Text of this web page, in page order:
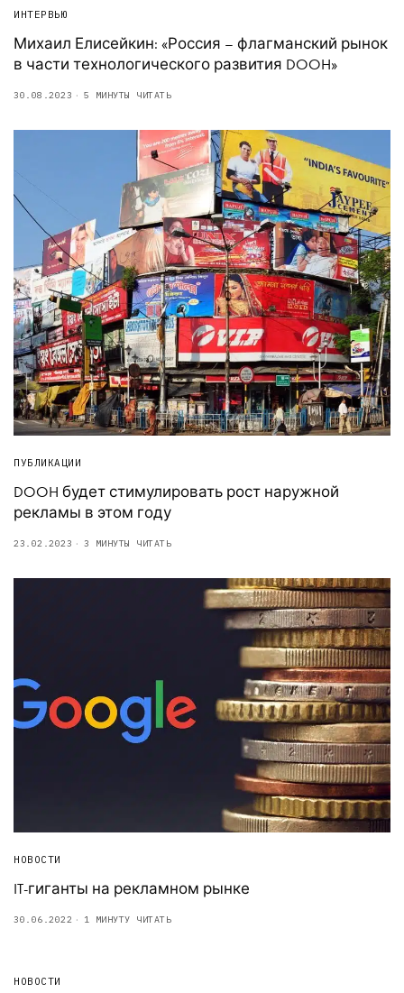
ИНТЕРВЬЮ
Михаил Елисейкин: «Россия – флагманский рынок
в части технологического развития DOOH»
30.08.2023 5 МИНУТЫ ЧИТАТЬ
ПУБЛИКАЦИИ
DOOH будет стимулировать рост наружной
рекламы в этом году
23.02.2023 3 МИНУТЫ ЧИТАТЬ
НОВОСТИ
IT-гиганты на рекламном рынке
30.06.2022 1 МИНУТУ ЧИТАТЬ
НОВОСТИ